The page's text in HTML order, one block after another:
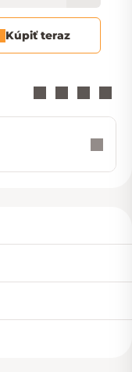
Kúpiť teraz